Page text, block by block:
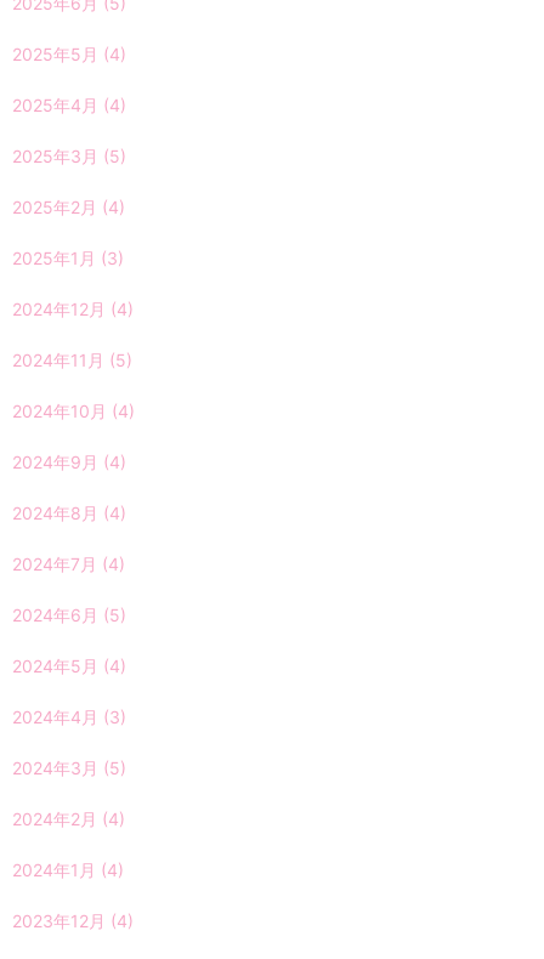
2025年5月 (4)
2025年4月 (4)
2025年3月 (5)
2025年2月 (4)
2025年1月 (3)
2024年12月 (4)
2024年11月 (5)
2024年10月 (4)
2024年9月 (4)
2024年8月 (4)
2024年7月 (4)
2024年6月 (5)
2024年5月 (4)
2024年4月 (3)
2024年3月 (5)
2024年2月 (4)
2024年1月 (4)
2023年12月 (4)